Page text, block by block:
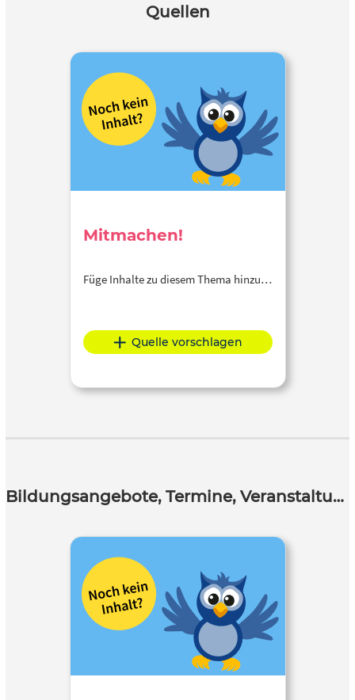
Quellen
Mitmachen!
Füge Inhalte zu diesem Thema hinzu…
Quelle vorschlagen
Bildungsangebote, Termine, Veranstaltungen